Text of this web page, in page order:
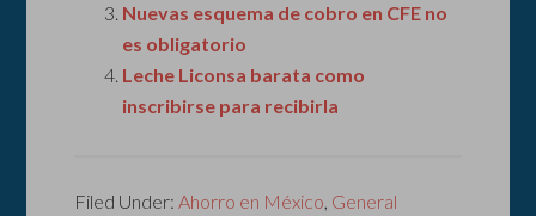
Nuevas esquema de cobro en CFE no
es obligatorio
Leche Liconsa barata como
inscribirse para recibirla
Filed Under: Ahorro en México General